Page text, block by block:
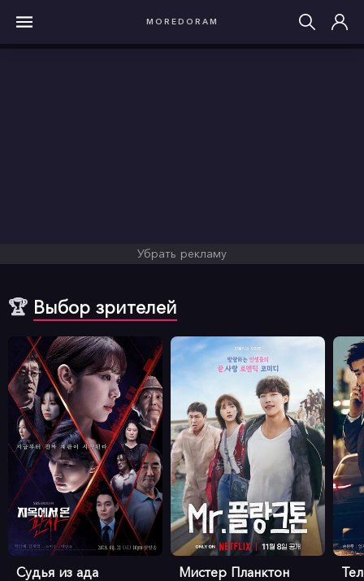
MOREDORAM
Убрать рекламу
🏆 Выбор зрителей
Судья из ада Мистер Планктон